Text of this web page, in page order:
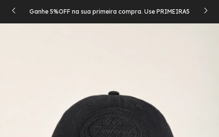
Ganhe 5%OFF na sua primeira compra. Use PRIMEIRA5